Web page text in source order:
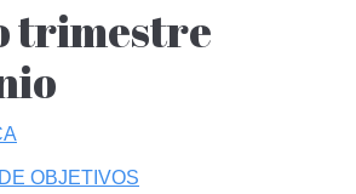
trimestre
OBJETIVOS